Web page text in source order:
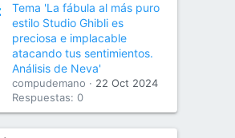
Tema 'La fábula al más puro
estilo Studio Ghibli es
preciosa e implacable
atacando tus sentimientos.
Análisis de Neva'
compudemano
22 Oct 2024
Respuestas: 0